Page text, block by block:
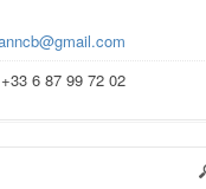
6 87 99 72 02